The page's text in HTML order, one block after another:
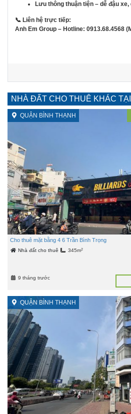
Lưu thông thuận tiện – dễ đậu xe,
📞 Liên hệ trực tiếp:
Anh Em Group – Hotline: 0913.68.4568
NHÀ ĐẤT CHO THUÊ KHÁC
QUẬN BÌNH THẠNH
Cho thuê mặt bằng 4 6 Trần Bình Trọng
Nhà đất cho thuê 345m2
9 tháng trước
QUẬN BÌNH THẠNH